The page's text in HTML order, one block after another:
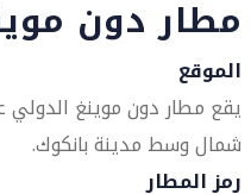
مطار دون
الموقع
شمال وسط مدينة بانكوك.
رمز المطار